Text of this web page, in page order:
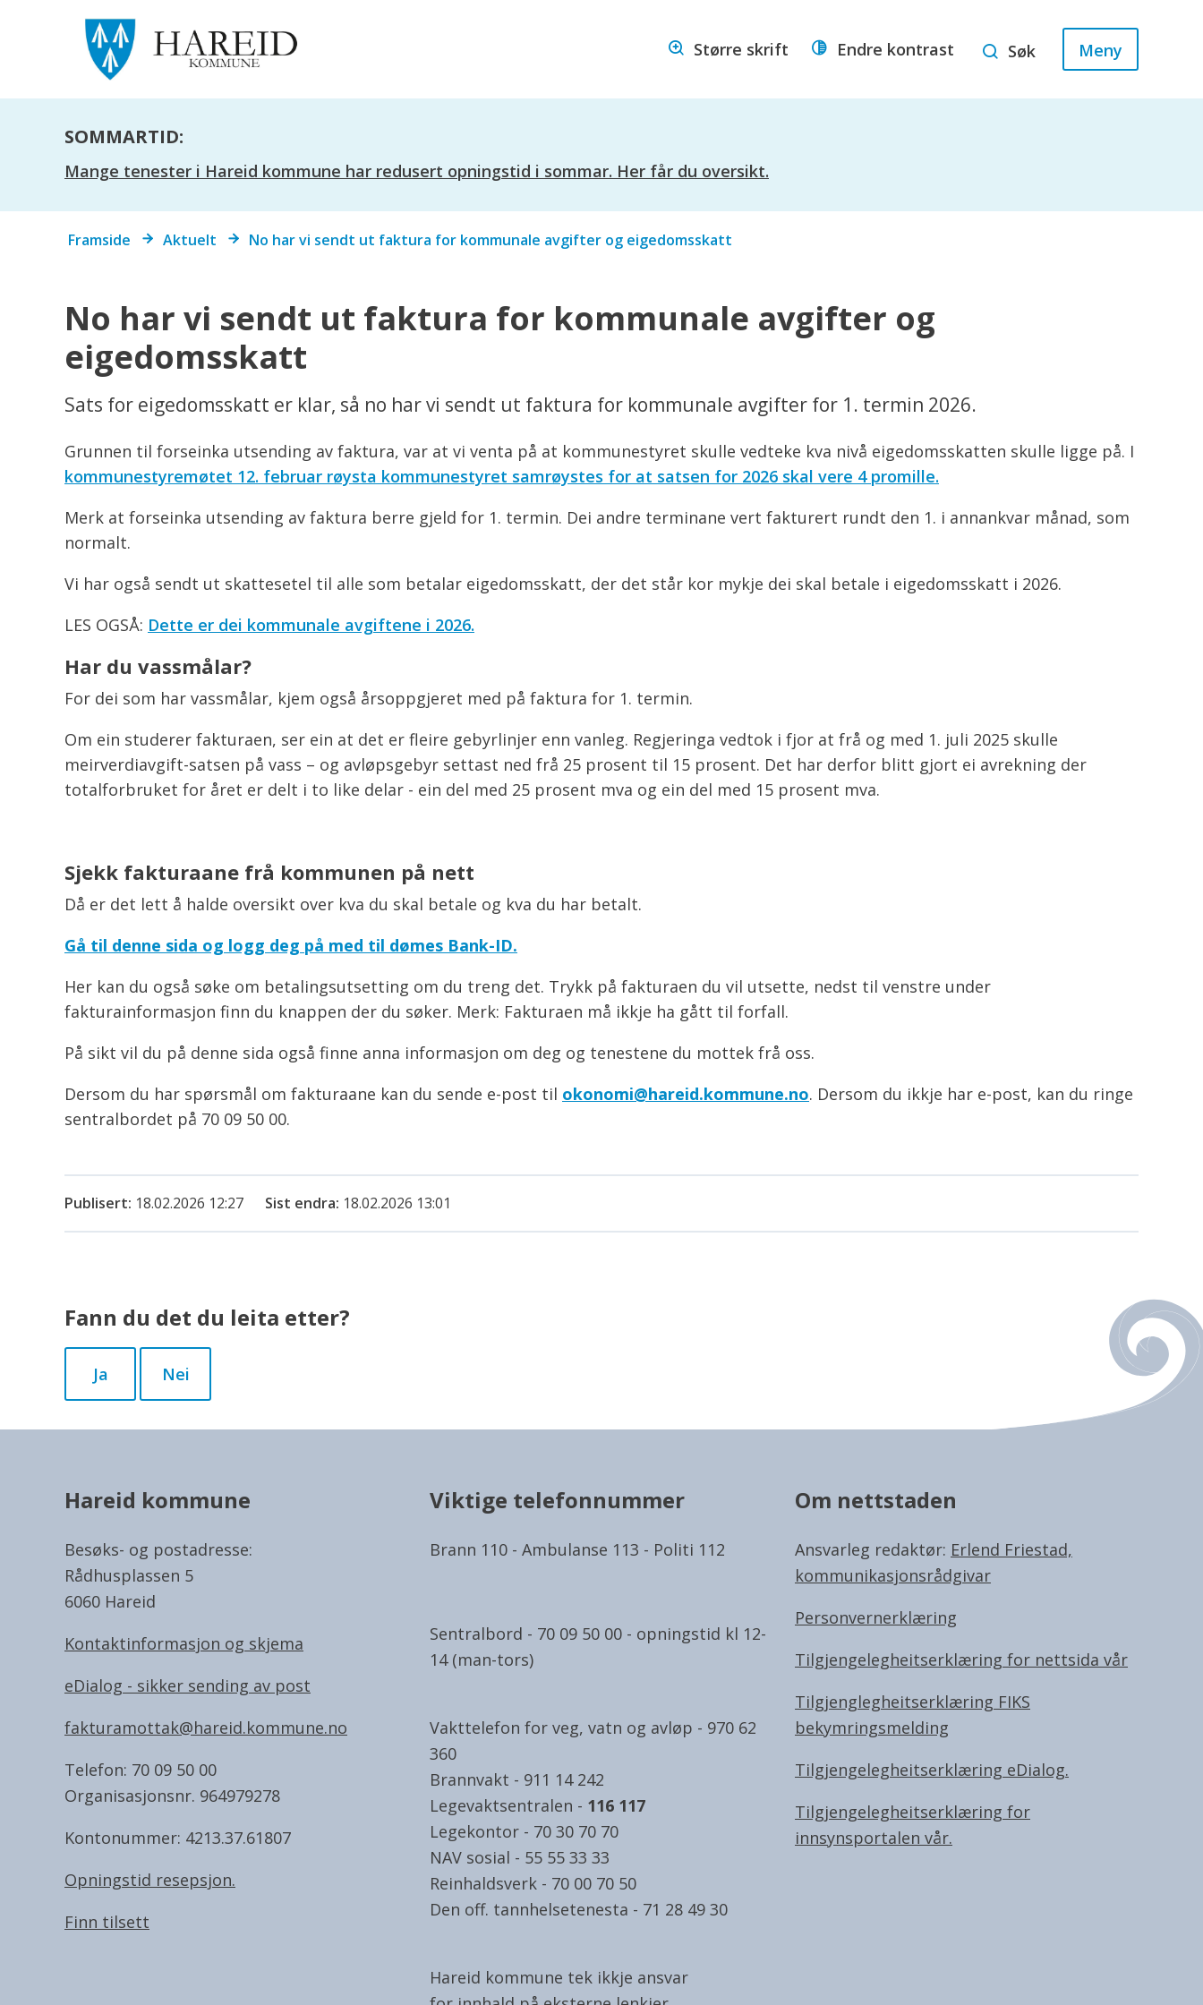
Større skrift Endre kontrast Søk Meny
SOMMARTID:
Mange tenester i Hareid kommune har redusert opningstid i sommar. Her får du oversikt.
Du
Framside Aktuelt No har vi sendt ut faktura for kommunale avgifter og eigedomsskatt
No har vi sendt ut faktura for kommunale avgifter og
eigedomsskatt
Sats for eigedomsskatt er klar, så no har vi sendt ut faktura for kommunale avgifter for 1. termin 2026.
Grunnen til forseinka utsending av faktura, var at vi venta på at kommunestyret skulle vedteke kva nivå eigedomsskatten skulle ligge på. I
kommunestyremøtet 12. februar røysta kommunestyret samrøystes for at satsen for 2026 skal vere 4 promille.
Merk at forseinka utsending av faktura berre gjeld for 1. termin. Dei andre terminane vert fakturert rundt den 1. i annankvar månad, som
normalt.
Vi har også sendt ut skattesetel til alle som betalar eigedomsskatt, der det står kor mykje dei skal betale i eigedomsskatt i 2026.
LES OGSÅ: Dette er dei kommunale avgiftene i 2026.
Har du vassmålar?
For dei som har vassmålar, kjem også årsoppgjeret med på faktura for 1. termin.
Om ein studerer fakturaen, ser ein at det er fleire gebyrlinjer enn vanleg. Regjeringa vedtok i fjor at frå og med 1. juli 2025 skulle
meirverdiavgift-satsen på vass – og avløpsgebyr settast ned frå 25 prosent til 15 prosent. Det har derfor blitt gjort ei avrekning der
totalforbruket for året er delt i to like delar - ein del med 25 prosent mva og ein del med 15 prosent mva.
Sjekk fakturaane frå kommunen på nett
Då er det lett å halde oversikt over kva du skal betale og kva du har betalt.
Gå til denne sida og logg deg på med til dømes Bank-ID.
Her kan du også søke om betalingsutsetting om du treng det. Trykk på fakturaen du vil utsette, nedst til venstre under
fakturainformasjon finn du knappen der du søker. Merk: Fakturaen må ikkje ha gått til forfall.
På sikt vil du på denne sida også finne anna informasjon om deg og tenestene du mottek frå oss.
Dersom du har spørsmål om fakturaane kan du sende e-post til okonomi@hareid.kommune.no. Dersom du ikkje har e-post, kan du ringe
sentralbordet på 70 09 50 00.
Publisert 18.02.2026 12:27 Sist endra 18.02.2026 13:01
Fann du det du leita etter?
Ja Nei
Hareid kommune
Besøks- og postadresse:
Rådhusplassen 5
6060 Hareid
Kontaktinformasjon og skjema
eDialog - sikker sending av post
fakturamottak@hareid.kommune.no
Telefon: 70 09 50 00
Organisasjonsnr. 964979278
Kontonummer: 4213.37.61807
Opningstid resepsjon.
Finn tilsett
Viktige telefonnummer
Brann 110 - Ambulanse 113 - Politi 112
Sentralbord - 70 09 50 00 - opningstid kl 12-
14 (man-tors)
Vakttelefon for veg, vatn og avløp - 970 62
360
Brannvakt - 911 14 242
Legevaktsentralen - 116 117
Legekontor - 70 30 70 70
NAV sosial - 55 55 33 33
Reinhaldsverk - 70 00 70 50
Den off. tannhelsetenesta - 71 28 49 30
Hareid kommune tek ikkje ansvar
Om nettstaden
Ansvarleg redaktør: Erlend Friestad,
kommunikasjonsrådgivar
Personvernerklæring
Tilgjengelegheitserklæring for nettsida vår
Tilgjenglegheitserklæring FIKS
bekymringsmelding
Tilgjengelegheitserklæring eDialog.
Tilgjengelegheitserklæring for
innsynsportalen vår.